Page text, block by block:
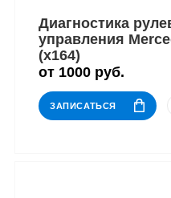
Диагностика
управления
(x164)
от 1000 руб.
ЗАПИСАТЬСЯ